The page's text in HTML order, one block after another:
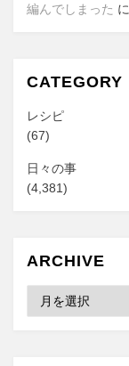
編んでしまった に
CATEGORY
レシピ
(67)
日々の事
(4,381)
ARCHIVE
Archive